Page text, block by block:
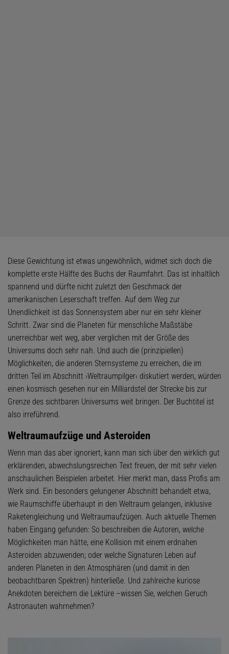
Diese Gewichtung ist etwas ungewöhnlich, widmet sich doch die
komplette erste Hälfte des Buchs der Raumfahrt. Das ist inhaltlich
spannend und dürfte nicht zuletzt den Geschmack der
amerikanischen Leserschaft treffen. Auf dem Weg zur
Unendlichkeit ist das Sonnensystem aber nur ein sehr kleiner
Schritt. Zwar sind die Planeten für menschliche Maßstäbe
unerreichbar weit weg, aber verglichen mit der Größe des
Universums doch sehr nah. Und auch die (prinzipiellen)
Möglichkeiten, die anderen Sternsysteme zu erreichen, die im
dritten Teil im Abschnitt ›Weltraumpilger‹ diskutiert werden, würden
einen kosmisch gesehen nur ein Milliardstel der Strecke bis zur
Grenze des sichtbaren Universums weit bringen. Der Buchtitel ist
also irreführend.
Weltraumaufzüge und Asteroiden
Wenn man das aber ignoriert, kann man sich über den wirklich gut
erklärenden, abwechslungsreichen Text freuen, der mit sehr vielen
anschaulichen Beispielen arbeitet. Hier merkt man, dass Profis am
Werk sind. Ein besonders gelungener Abschnitt behandelt etwa,
wie Raumschiffe überhaupt in den Weltraum gelangen, inklusive
Raketengleichung und Weltraumaufzügen. Auch aktuelle Themen
haben Eingang gefunden: So beschreiben die Autoren, welche
Möglichkeiten man hätte, eine Kollision mit einem erdnahen
Asteroiden abzuwenden; oder welche Signaturen Leben auf
anderen Planeten in den Atmosphären (und damit in den
beobachtbaren Spektren) hinterließe. Und zahlreiche kuriose
Anekdoten bereichern die Lektüre –wissen Sie, welchen Geruch
Astronauten wahrnehmen?